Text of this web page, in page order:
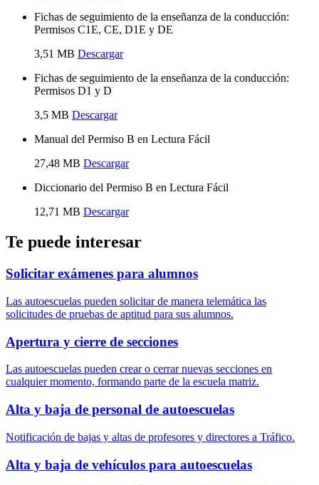
Fichas de seguimiento de la enseñanza de la conducción:
Permisos C1E, CE, D1E y DE
3,51 MB Descargar
Fichas de seguimiento de la enseñanza de la conducción:
Permisos D1 y D
3,5 MB Descargar
Manual del Permiso B en Lectura Fácil
27,48 MB Descargar
Diccionario del Permiso B en Lectura Fácil
12,71 MB Descargar
Te puede interesar
Solicitar exámenes para alumnos
Las autoescuelas pueden solicitar de manera telemática las
solicitudes de pruebas de aptitud para sus alumnos.
Apertura y cierre de secciones
Las autoescuelas pueden crear o cerrar nuevas secciones en
cualquier momento, formando parte de la escuela matriz.
Alta y baja de personal de autoescuelas
Notificación de bajas y altas de profesores y directores a Tráfico.
Alta y baja de vehículos para autoescuelas